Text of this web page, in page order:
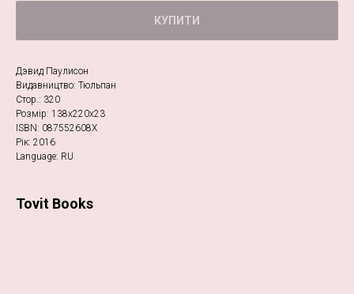
КУПИТИ
Дэвид Паулисон
Видавництво: Тюльпан
Стор.: 320
Розмір: 138х220х23
ISBN: 087552608Х
Рік: 2016
Language: RU
Tovit Books